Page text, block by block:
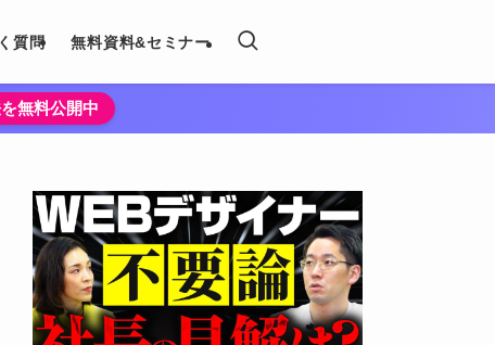
質問 無料資料&セミナー
無料公開中